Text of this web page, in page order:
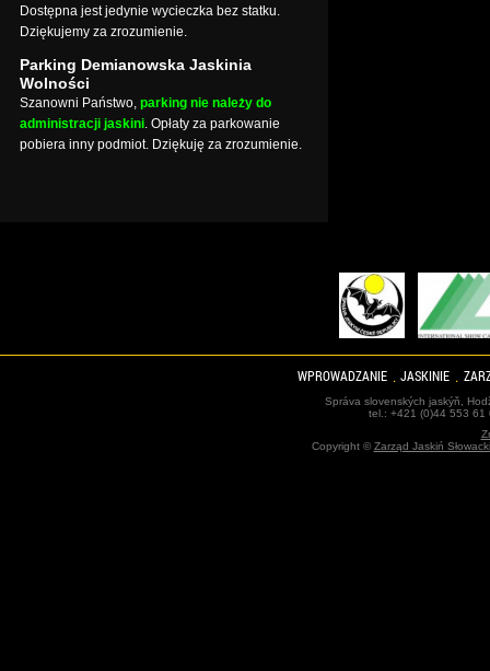
Dostępna jest jedynie wycieczka bez statku.
Dziękujemy za zrozumienie.
Parking Demianowska Jaskinia
Wolności
Szanowni Państwo, parking nie należy do
administracji jaskini. Opłaty za parkowanie
pobiera inny podmiot. Dziękuję za zrozumienie.
WPROWADZANIE JASKINIE
Správa slovenských jaskýň,
tel.: +421 (0)44 553
Copyright ©Zarząd Jaskiń